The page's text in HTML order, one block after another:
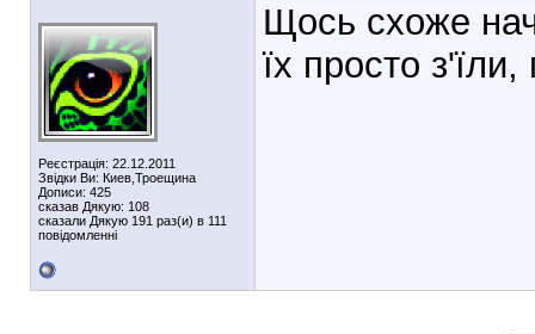
Реєстрація: 22.12.2011
Звідки Ви: Киев,Троещина
Дописи: 425
сказав Дякую: 108
сказали Дякую 191 раз(и) в 111
повідомленні
Щось схоже
їх просто з'їли,